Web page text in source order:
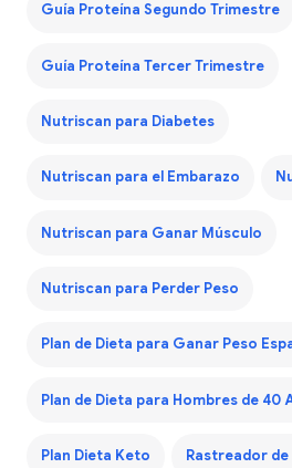
Guía Proteína Segundo Trimestre
Guía Proteína Tercer Trimestre
Nutriscan para Diabetes
Nutriscan para el Embarazo
Nutriscan para Ganar Músculo
Nutriscan para Perder Peso
Plan de Dieta para Ganar Peso
Plan de Dieta para Hombres de 40
Plan Dieta Keto Rastreador